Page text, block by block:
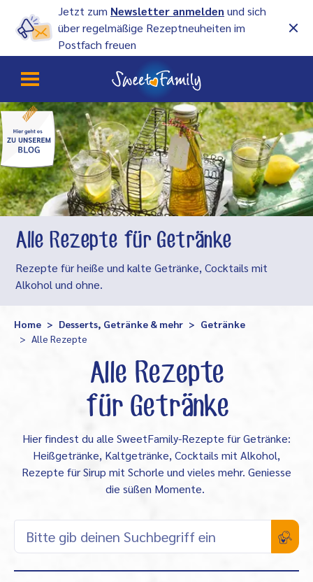
Jetzt zum Newsletter anmelden und sich
über regelmäßige Rezeptneuheiten im
Postfach freuen
Alle Rezepte für Getränke
Rezepte für heiße und kalte Getränke, Cocktails mit
Alkohol und ohne.
Home Desserts, Getränke & mehr
Getränke
Alle Rezepte
Alle Rezepte
für Getränke
Hier findest du alle SweetFamily-Rezepte für Getränke:
Heißgetränke, Kaltgetränke, Cocktails mit Alkohol,
Rezepte für Sirup mit Schorle und vieles mehr. Geniesse
die süßen Momente.